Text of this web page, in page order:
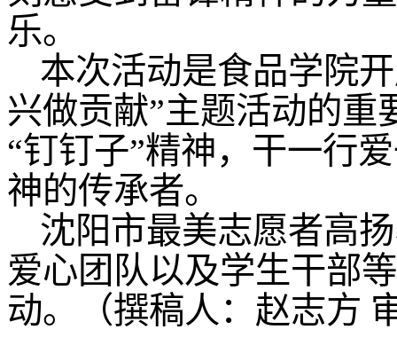
乐。
本次活动是食品学院
兴做贡献”主题活动的重
“钉钉子”精神，干一行
神的传承者。
沈阳市最美志愿者高
爱心团队以及学生干部
动。
（撰稿人：赵志方